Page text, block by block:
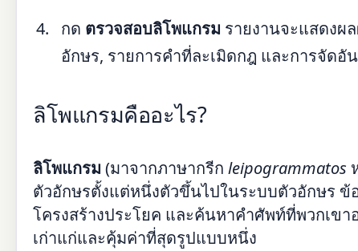
กด ตรวจสอบลิโพแกรม รายงานจะแสดงผ
อักษร, รายการคำที่ละเมิดกฎ และการจัดอั
ลิโพแกรมคืออะไร?
ลิโพแกรม (มาจากภาษากรีก leipogrammatos
ตัวอักษรตั้งแต่หนึ่งตัวขึ้นไปในระบบตัวอักษร
โครงสร้างประโยค และค้นหาคำศัพท์ที่พวกเข
เก่าแก่และคุ้มค่าที่สุดรูปแบบหนึ่ง